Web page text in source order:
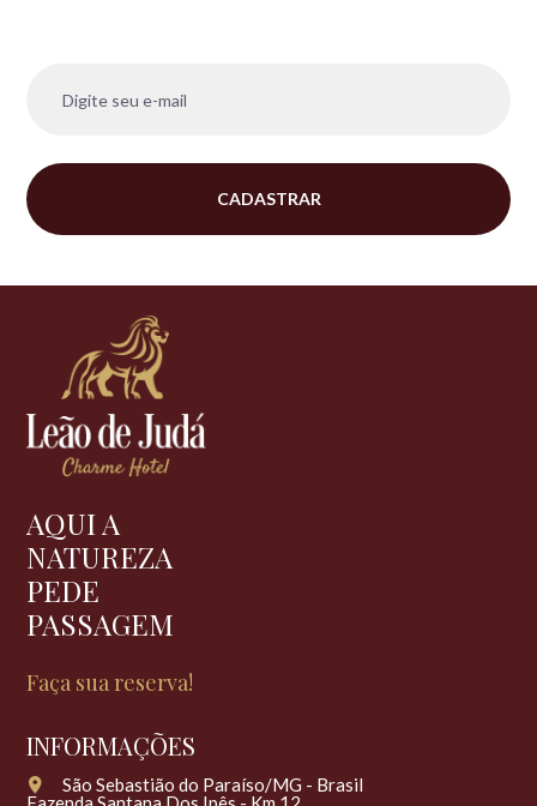
CADASTRAR
AQUI A
NATUREZA
PEDE
PASSAGEM
Faça sua reserva!
INFORMAÇÕES
São Sebastião do Paraíso/MG - Brasil